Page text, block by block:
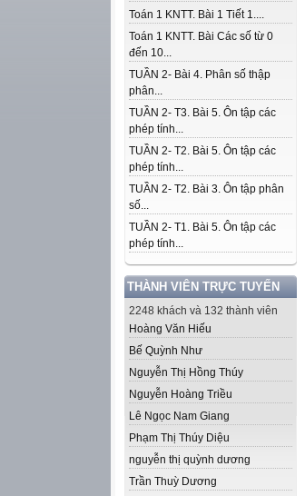
Toán 1 KNTT. Bài 1 Tiết 1....
Toán 1 KNTT. Bài Các số từ 0
đến 10...
TUẦN 2- Bài 4. Phân số thập
phân...
TUẦN 2- T3. Bài 5. Ôn tập các
phép tính...
TUẦN 2- T2. Bài 5. Ôn tập các
phép tính...
TUẦN 2- T2. Bài 3. Ôn tập phân
số...
TUẦN 2- T1. Bài 5. Ôn tập các
phép tính...
THÀNH VIÊN TRỰC TUYẾN
2248 khách và 132 thành viên
Hoàng Văn Hiếu
Bế Quỳnh Như
Nguyễn Thị Hồng Thúy
Nguyễn Hoàng Triều
Lê Ngọc Nam Giang
Phạm Thị Thúy Diệu
nguyễn thị quỳnh dương
Trần Thuỳ Dương